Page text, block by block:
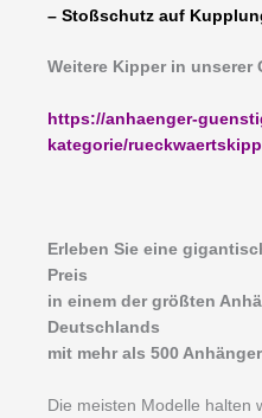
– Stoßschutz auf
Weitere Kipper in
https://anhaenger-
kategorie/
Erleben Sie eine
Preis
in einem der größten
Deutschlands
mit mehr als 500
Die meisten Modelle halten